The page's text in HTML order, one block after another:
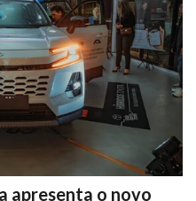
apresenta o novo